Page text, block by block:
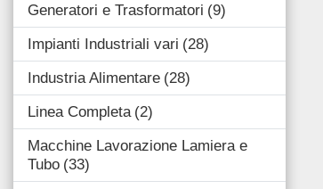
Generatori e Trasformatori 9
Impianti Industriali vari 28
Industria Alimentare 28
Linea Completa 2
Macchine Lavorazione Lamiera e
Tubo 33